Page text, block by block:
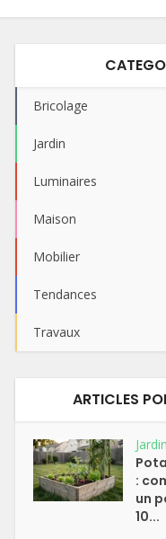
Bricolage
Jardin
Luminaires
Maison
Mobilier
Tendances
Travaux
ARTICLES
Jardin
:
un
10...